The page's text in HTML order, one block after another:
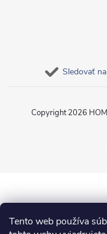
Tento web používa
Sledovať
Copyright 2026